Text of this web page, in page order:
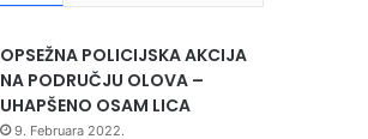
OPSEŽNA POLICIJSKA AKCIJA
NA PODRUČJU OLOVA –
UHAPŠENO OSAM LICA
9. Februara 2022.